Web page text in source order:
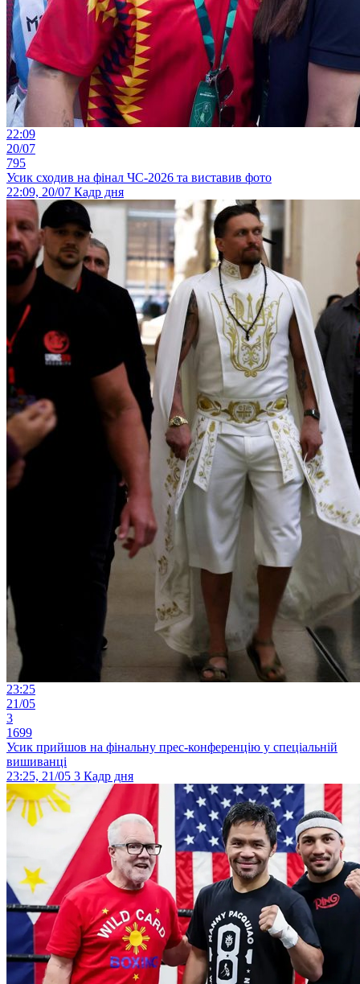
22:09
20/07
795
Усик сходив на фінал ЧС-2026 та виставив фото
22:09, 20/07 Кадр дня
23:25
21/05
3
1699
Усик прийшов на фінальну прес-конференцію у спеціальній
вишиванці
23:25, 21/05 3 Кадр дня